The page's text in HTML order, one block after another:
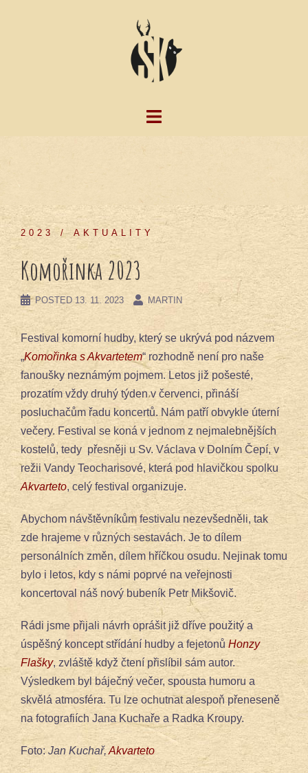
2023 AKTUALITY
Komořinka 2023
POSTED 13. 11. 2023 MARTIN
Festival komorní hudby, který se ukrývá pod názvem
„Komořinka s Akvartetem“ rozhodně není pro naše
fanoušky neznámým pojmem. Letos již pošesté,
prozatím vždy druhý týden v červenci, přináší
posluchačům řadu koncertů. Nám patří obvykle úterní
večery. Festival se koná v jednom z nejmalebnějších
kostelů, tedy přesněji u Sv. Václava v Dolním Čepí, v
režii Vandy Teocharisové, která pod hlavičkou spolku
Akvarteto, celý festival organizuje.
Abychom návštěvníkům festivalu nezevšedněli, tak
zde hrajeme v různých sestavách. Je to dílem
personálních změn, dílem hříčkou osudu. Nejinak tomu
bylo i letos, kdy s námi poprvé na veřejnosti
koncertoval náš nový bubeník Petr Mikšovič.
Rádi jsme přijali návrh oprášit již dříve použitý a
úspěšný koncept střídání hudby a fejetonů Honzy
Flašky, zvláště když čtení přislíbil sám autor.
Výsledkem byl báječný večer, spousta humoru a
skvělá atmosféra. Tu lze ochutnat alespoň přeneseně
na fotografiích Jana Kuchaře a Radka Kroupy.
Foto: Jan Kuchař, Akvarteto